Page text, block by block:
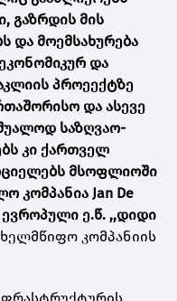
გაზრდის მის
და მოემსახურება
და
პროეექტზე
და ასევე
საზღვაო-
კი ქართველ
მსოფლიოში
კომპანია Jan De
ე.წ. ,,დიდი
კომპანიის